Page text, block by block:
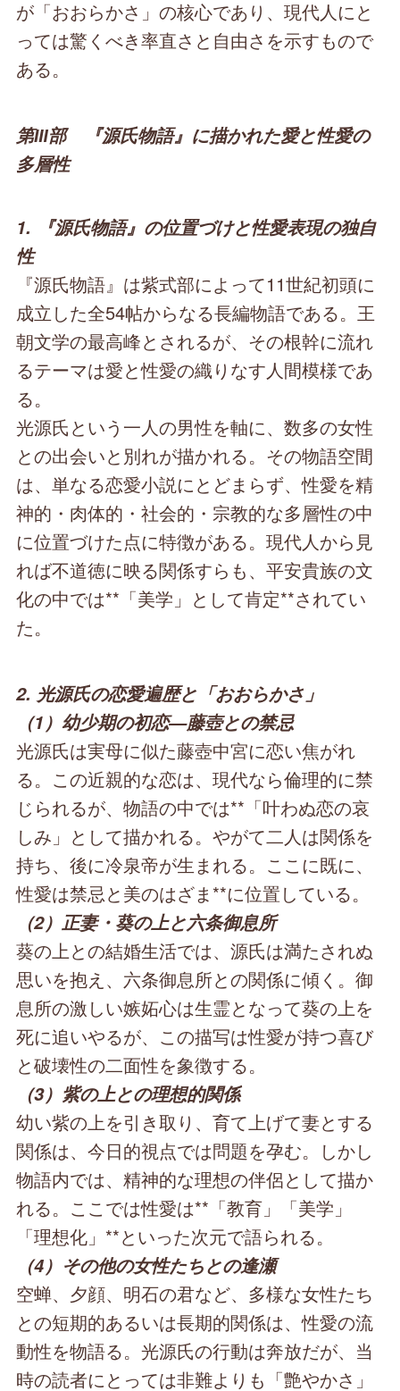
が「おおらかさ」の核心であり、現代人にと
っては驚くべき率直さと自由さを示すもので
ある。
第Ⅲ部 『源氏物語』に描かれた愛と性愛の
多層性
1. 『源氏物語』の位置づけと性愛表現の独自
性
『源氏物語』は紫式部によって11世紀初頭に
成立した全54帖からなる長編物語である。王
朝文学の最高峰とされるが、その根幹に流れ
るテーマは愛と性愛の織りなす人間模様であ
る。
光源氏という一人の男性を軸に、数多の女性
との出会いと別れが描かれる。その物語空間
は、単なる恋愛小説にとどまらず、性愛を精
神的・肉体的・社会的・宗教的な多層性の中
に位置づけた点に特徴がある。現代人から見
れば不道徳に映る関係すらも、平安貴族の文
化の中では**「美学」として肯定**されてい
た。
2. 光源氏の恋愛遍歴と「おおらかさ」
（1）幼少期の初恋—藤壺との禁忌
光源氏は実母に似た藤壺中宮に恋い焦がれ
る。この近親的な恋は、現代なら倫理的に禁
じられるが、物語の中では**「叶わぬ恋の哀
しみ」として描かれる。やがて二人は関係を
持ち、後に冷泉帝が生まれる。ここに既に、
性愛は禁忌と美のはざま**に位置している。
（2）正妻・葵の上と六条御息所
葵の上との結婚生活では、源氏は満たされぬ
思いを抱え、六条御息所との関係に傾く。御
息所の激しい嫉妬心は生霊となって葵の上を
死に追いやるが、この描写は性愛が持つ喜び
と破壊性の二面性を象徴する。
（3）紫の上との理想的関係
幼い紫の上を引き取り、育て上げて妻とする
関係は、今日的視点では問題を孕む。しかし
物語内では、精神的な理想の伴侶として描か
れる。ここでは性愛は**「教育」「美学」
「理想化」**といった次元で語られる。
（4）その他の女性たちとの逢瀬
空蝉、夕顔、明石の君など、多様な女性たち
との短期的あるいは長期的関係は、性愛の流
動性を物語る。光源氏の行動は奔放だが、当
時の読者にとっては非難よりも「艶やかさ」